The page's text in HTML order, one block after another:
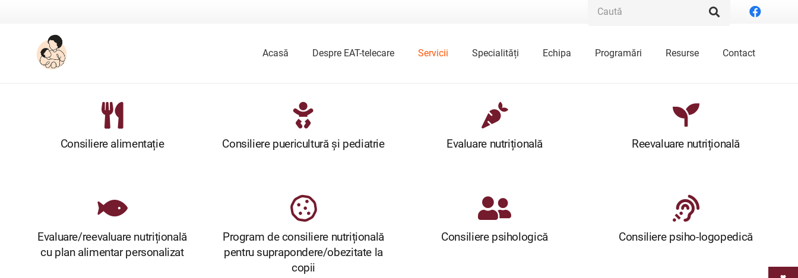
Acasă Despre EAT-telecare Servicii Specialități Echipa Programări Resurse Contact
Consiliere alimentație Consiliere puericultură și pediatrie Evaluare nutrițională Reevaluare nutrițională
Evaluare/reevaluare nutrițională
cu plan alimentar personalizat
Program de consiliere nutrițională
pentru suprapondere/obezitate la
copii
Consiliere psihologică Consiliere psiho-logopedică